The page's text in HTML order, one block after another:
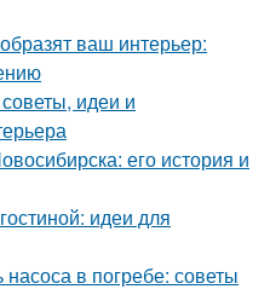
ваш интерьер:
идеи и
его история и
идеи для
в погребе: советы